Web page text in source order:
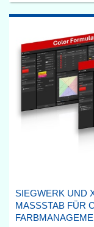
SIEGWERK UND
MASSSTAB FÜR